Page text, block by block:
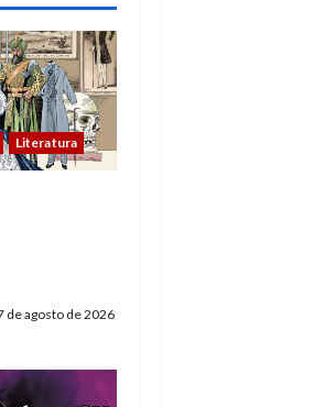
Literatura
de agosto de 2026